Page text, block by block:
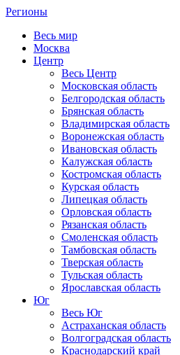
Регионы
Весь мир
Москва
Центр
Весь Центр
Московская область
Белгородская область
Брянская область
Владимирская область
Воронежская область
Ивановская область
Калужская область
Костромская область
Курская область
Липецкая область
Орловская область
Рязанская область
Смоленская область
Тамбовская область
Тверская область
Тульская область
Ярославская область
Юг
Весь Юг
Астраханская область
Волгоградская область
Краснодарский край